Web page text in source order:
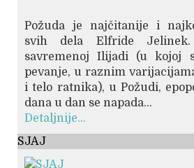
Požuda je najčitanije i
svih dela Elfride
savremenoj Ilijadi (u kojoj
pevanje, u raznim
i telo ratnika), u Požudi,
dana u dan se napada...
Detaljnije...
SJAJ